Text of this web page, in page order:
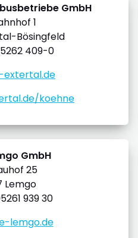
GmbH
1
Bösingfeld
409-0
extertal.de
koehne
GmbH
25
Lemgo
939 30
lemgo.de